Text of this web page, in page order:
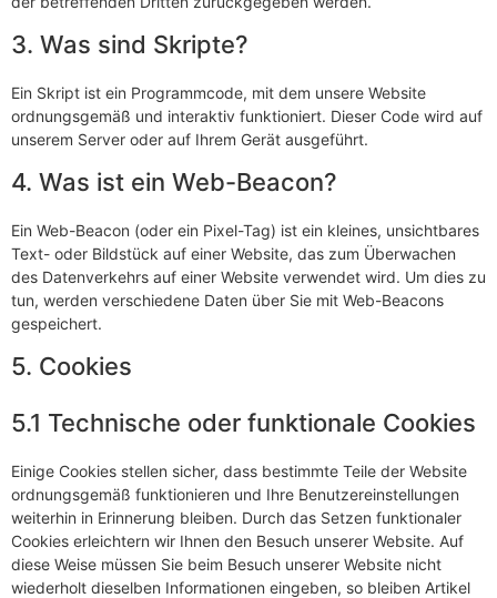
3. Was sind Skripte?
Ein Skript ist ein Programmcode, mit dem unsere Website
ordnungsgemäß und interaktiv funktioniert. Dieser Code wird auf
unserem Server oder auf Ihrem Gerät ausgeführt.
4. Was ist ein Web-Beacon?
Ein Web-Beacon (oder ein Pixel-Tag) ist ein kleines, unsichtbares
Text- oder Bildstück auf einer Website, das zum Überwachen
des Datenverkehrs auf einer Website verwendet wird. Um dies zu
tun, werden verschiedene Daten über Sie mit Web-Beacons
gespeichert.
5. Cookies
5.1 Technische oder funktionale Cookies
Einige Cookies stellen sicher, dass bestimmte Teile der Website
ordnungsgemäß funktionieren und Ihre Benutzereinstellungen
weiterhin in Erinnerung bleiben. Durch das Setzen funktionaler
Cookies erleichtern wir Ihnen den Besuch unserer Website. Auf
diese Weise müssen Sie beim Besuch unserer Website nicht
wiederholt dieselben Informationen eingeben, so bleiben Artikel